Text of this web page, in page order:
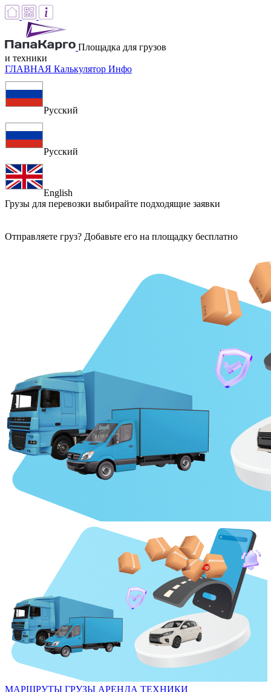
Площадка для грузов
и техники
ГЛАВНАЯ Калькулятор Инфо
Русский
Русский
English
Грузы для перевозки выбирайте подходящие заявки
Отправляете груз? Добавьте его на площадку бесплатно
МАРШРУТЫ ГРУЗЫ АРЕНДА ТЕХНИКИ